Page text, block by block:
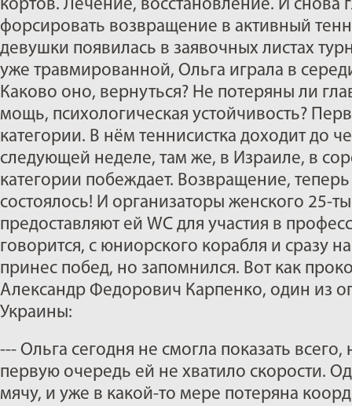
кортов. Лечение, восстановление. И снова
форсировать возвращение в активный
девушки появилась в заявочных листах
уже травмированной, Ольга играла в
Каково оно, вернуться? Не потеряны ли
мощь, психологическая устойчивость?
категории. В нём теннисистка доходит до
следующей неделе, там же, в Израиле, в
категории побеждает. Возвращение,
состоялось! И организаторы женского 25-
предоставляют ей WC для участия в
говорится, с юниорского корабля и сразу
принес побед, но запомнился. Вот как
Александр Федорович Карпенко, один из
Украины:
--- Ольга сегодня не смогла показать
первую очередь ей не хватило скорости.
мячу, и уже в какой-то мере потеряна